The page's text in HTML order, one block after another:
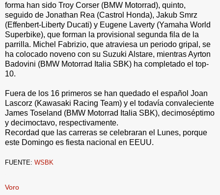
forma han sido Troy Corser (BMW Motorrad), quinto,
seguido de Jonathan Rea (Castrol Honda), Jakub Smrz
(Effenbert-Liberty Ducati) y Eugene Laverty (Yamaha World
Superbike), que forman la provisional segunda fila de la
parrilla. Michel Fabrizio, que atraviesa un periodo gripal, se
ha colocado noveno con su Suzuki Alstare, mientras Ayrton
Badovini (BMW Motorrad Italia SBK) ha completado el top-
10.
Fuera de los 16 primeros se han quedado el español Joan
Lascorz (Kawasaki Racing Team) y el todavía convaleciente
James Toseland (BMW Motorrad Italia SBK), decimoséptimo
y decimoctavo, respectivamente.
Recordad que las carreras se celebraran el Lunes, porque
este Domingo es fiesta nacional en EEUU.
FUENTE: WSBK
Voro